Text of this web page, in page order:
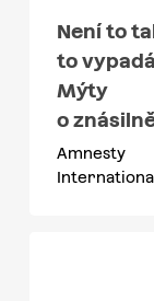
Není to
to
Mýty
o
Amnesty